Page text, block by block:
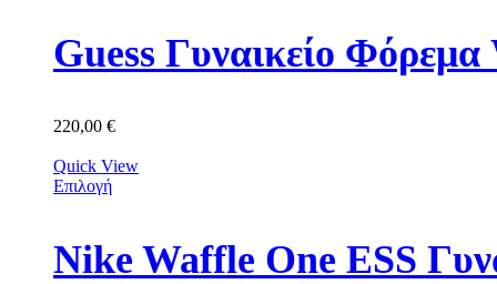
Guess Γυναικείο
220,00 €
Quick View
Επιλογή
Nike Waffle One ESS